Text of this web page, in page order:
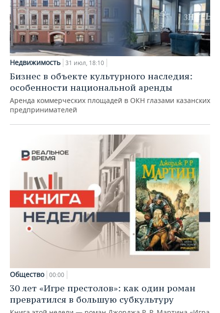
Недвижимость 31 июл, 18:10
Бизнес в объекте культурного наследия:
особенности национальной аренды
Аренда коммерческих площадей в ОКН глазами казанских
предпринимателей
Общество 00:00
30 лет «Игре престолов»: как один роман
превратился в большую субкультуру